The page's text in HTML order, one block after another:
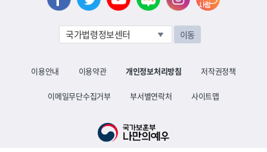
이용안내 이용약관 개인정보처리방침 저작권정책
이메일무단수집거부 부서별연락처 사이트맵
이동